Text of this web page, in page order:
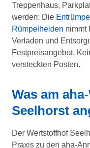
Treppenhaus,
werden: Die
Rümpelhelden nimmt
Verladen und
Festpreisangebot.
versteckten Posten.
Was am
Seelhorst
Der Wertstoffhof
Praxis zu den aha-